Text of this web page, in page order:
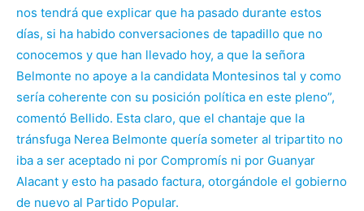
nos tendrá que explicar que ha pasado durante estos
días, si ha habido conversaciones de tapadillo que no
conocemos y que han llevado hoy, a que la señora
Belmonte no apoye a la candidata Montesinos tal y como
sería coherente con su posición política en este pleno”,
comentó Bellido. Esta claro, que el chantaje que la
tránsfuga Nerea Belmonte quería someter al tripartito no
iba a ser aceptado ni por Compromís ni por Guanyar
Alacant y esto ha pasado factura, otorgándole el gobierno
de nuevo al Partido Popular.